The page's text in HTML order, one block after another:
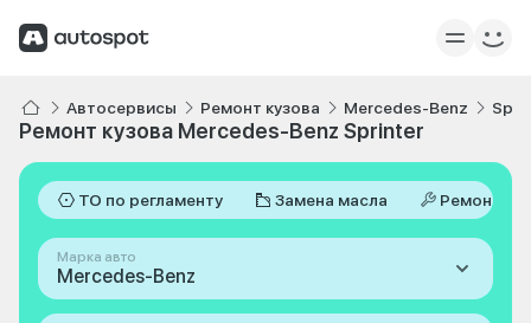
Автосервисы Ремонт кузова Mercedes-Benz
Ремонт кузова Mercedes-Benz Sprinter
ТО по регламенту Замена масла Ремонт
Марка авто
Mercedes-Benz